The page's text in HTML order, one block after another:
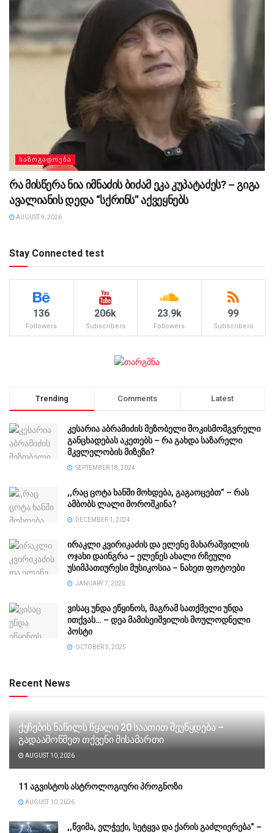
ᲡᲐᲖᲝᲒᲐᲓᲝᲔᲑᲐ
რა მისწერა ნია იმნაძის ბიძამ ეკა კუპატაძეს? – გიგა
ავალიანის დედა “სქრინს” აქვეყნებს
AUGUST 9, 2026
Stay Connected test
136
Followers
206k
Subscribers
23.9k
Followers
99
Subscribers
Trending Comments Latest
კესარია აბრამიძის მეზობელი შოკისმომგვრელი
განცხადებას აკეთებს – რა გახდა საზარელი
მკვლელობის მიზეზი?
SEPTEMBER 18, 2024
,,რაც ცოტა ხანში მოხდება, გაგაოცებთ” – რას
ამბობს ლალი მოროშკინა?
DECEMBER 1, 2024
ირაკლი კვირიკაძის და ელენე მახარაშვილის
ოჯახი დაინგრა – ელენეს ახალი რჩეული
უსიმპათიურესი მუსიკოსია – ნახეთ ფოტოები
JANUARY 7, 2025
ვისაც უნდა ეწყინოს, მაგრამ სათქმელი უნდა
ითქვას… – დეა მამისეიშვილის მოულოდნელი
პოსტი
OCTOBER 5, 2025
Recent News
ქუჩების ნაწილს წყალი 20 საათით შეუწყდება –
გადაამოწმეთ თქვენი მისამართი
AUGUST 10, 2026
11 აგვისტოს ასტროლოგიური პროგნოზი
AUGUST 10, 2026
,,წვიმა, ელ­ჭე­ქი, სე­ტყვა და ქა­რის გაძ­ლი­ე­რე­ბა” –